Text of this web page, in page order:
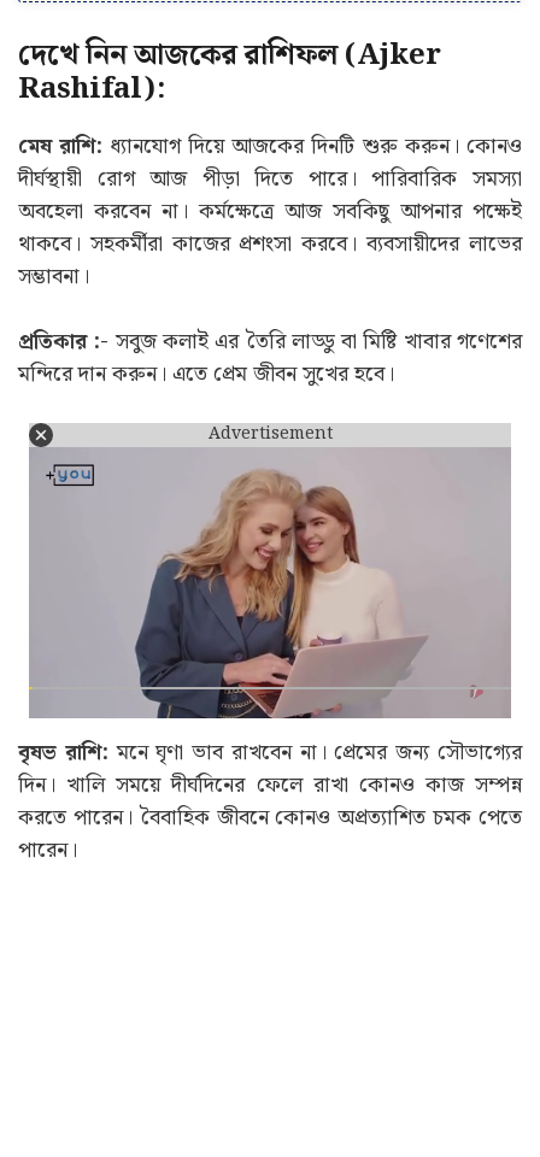
দেখে নিন আজকের রাশিফল (Ajker
Rashifal):
মেষ রাশি: ধ্যানযোগ দিয়ে আজকের দিনটি শুরু করুন। কোনও
দীর্ঘস্থায়ী রোগ আজ পীড়া দিতে পারে। পারিবারিক সমস্যা
অবহেলা করবেন না। কর্মক্ষেত্রে আজ সবকিছু আপনার পক্ষেই
থাকবে। সহকর্মীরা কাজের প্রশংসা করবে। ব্যবসায়ীদের লাভের
সম্ভাবনা।
প্রতিকার :- সবুজ কলাই এর তৈরি লাড্ডু বা মিষ্টি খাবার গণেশের
মন্দিরে দান করুন। এতে প্রেম জীবন সুখের হবে।
Advertisement
বৃষভ রাশি: মনে ঘৃণা ভাব রাখবেন না। প্রেমের জন্য সৌভাগ্যের
দিন। খালি সময়ে দীর্ঘদিনের ফেলে রাখা কোনও কাজ সম্পন্ন
করতে পারেন। বৈবাহিক জীবনে কোনও অপ্রত্যাশিত চমক পেতে
পারেন।